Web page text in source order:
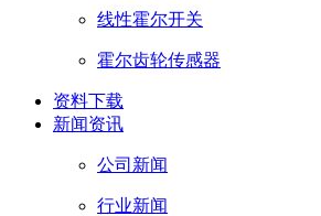
线性霍尔开关
霍尔齿轮传感器
资料下载
新闻资讯
公司新闻
行业新闻